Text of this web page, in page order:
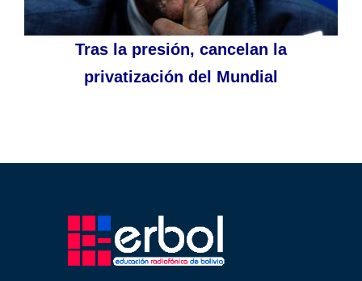
Tras la presión, cancelan la
privatización del Mundial